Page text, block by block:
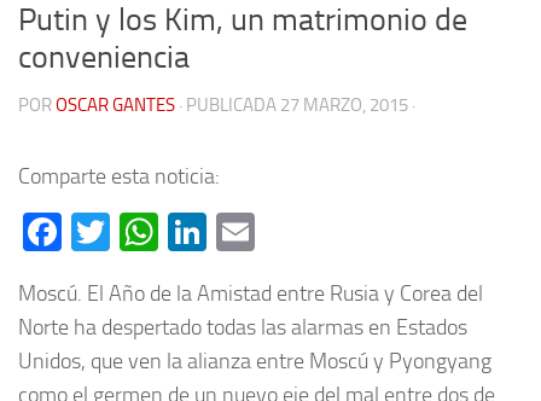
Putin y los Kim, un matrimonio de
conveniencia
POROSCAR GANTES · PUBLICADA 27 MARZO, 2015 ·
Comparte esta noticia:
Facebook
TwitterWhatsApp
LinkedIn
Moscú. El Año de la Amistad entre Rusia y Corea del
Norte ha despertado todas las alarmas en Estados
Unidos, que ven la alianza entre Moscú y Pyongyang
como el germen de un nuevo eje del mal entre dos de